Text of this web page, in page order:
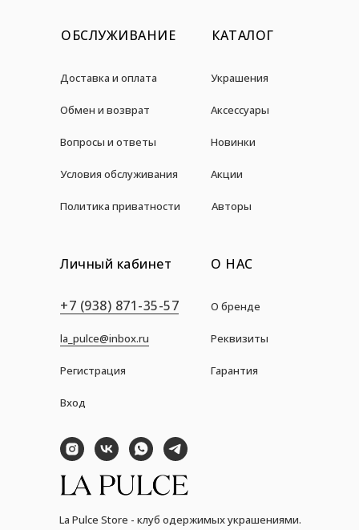
ОБСЛУЖИВАНИЕ
Доставка и оплата
Обмен и возврат
Вопросы и ответы
КАТАЛОГ
Украшения
Аксессуары
Новинки
Акции
Условия обслуживания
Политика приватности
О НАС
О бренде
Авторы
Личный кабинет
Вход
+7 (938) 871-35-57
la_pulce@inbox.ru
La Pulce Store - клуб одержимых украшениями.
Реквизиты
Гарантия
Регистрация